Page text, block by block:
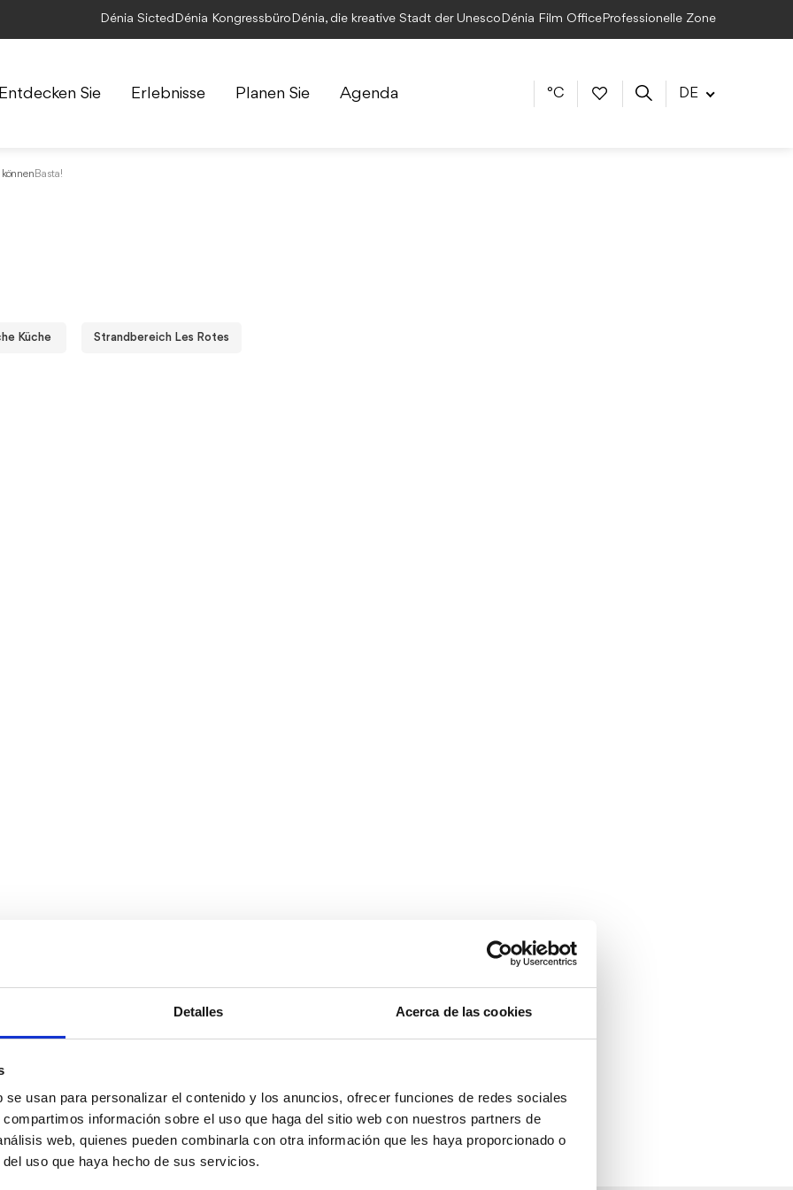
Detalles Acerca de las cookies
usan para personalizar el contenido y los anuncios, ofrecer funciones de redes sociales
información sobre el uso que haga del sitio web con nuestros partners de
web, quienes pueden combinarla con otra información que les haya proporcionado o
uso que haya hecho de sus servicios.
Dénia Sicted Dénia Kongressbüro Dénia, die kreative Stadt der Unesco Dénia Film OfficeProfessionelle Zone
Entdecken Sie Erlebnisse Planen Sie Agenda °C DE
Basta!
Küche Strandbereich Les Rotes